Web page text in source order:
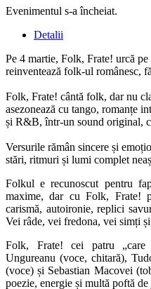
Evenimentul s-a încheiat.
Detalii
Pe 4 martie, Folk, Frate! urcă
reinventează folk-ul românesc,
Folk, Frate! cântă folk, dar nu
asezonează cu tango, romanțe
și R&B, într-un sound original,
Versurile rămân sincere și
stări, ritmuri și lumi complet
Folkul e recunoscut pentru
maxime, dar cu Folk, Frate!
carismă, autoironie, replici
Vei râde, vei fredona, vei simți
Folk, Frate! cei patru
Ungureanu (voce, chitară),
(voce) și Sebastian Macovei
poezie, energie și multă poftă